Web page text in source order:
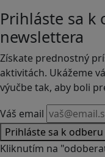
Prihláste sa k
newslettera
Získate prednostný
aktivitách. Ukážeme
výučbe tak, aby boli
Váš email
Prihláste sa k odberu
Kliknutím na